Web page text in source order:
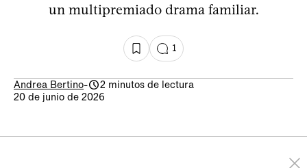
un multipremiado drama familiar.
1
Andrea Bertino-
2 minutos de lectura
20 de junio de 2026